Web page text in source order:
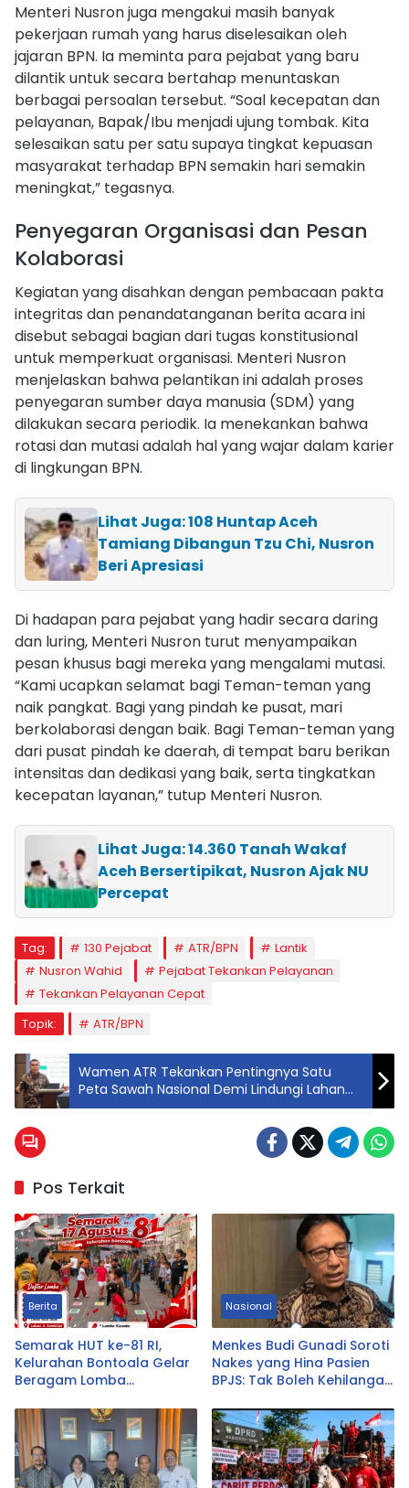
Menteri Nusron juga mengakui masih banyak
pekerjaan rumah yang harus diselesaikan oleh
jajaran BPN. Ia meminta para pejabat yang baru
dilantik untuk secara bertahap menuntaskan
berbagai persoalan tersebut. “Soal kecepatan dan
pelayanan, Bapak/Ibu menjadi ujung tombak. Kita
selesaikan satu per satu supaya tingkat kepuasan
masyarakat terhadap BPN semakin hari semakin
meningkat,” tegasnya.
Penyegaran Organisasi dan Pesan
Kolaborasi
Kegiatan yang disahkan dengan pembacaan pakta
integritas dan penandatanganan berita acara ini
disebut sebagai bagian dari tugas konstitusional
untuk memperkuat organisasi. Menteri Nusron
menjelaskan bahwa pelantikan ini adalah proses
penyegaran sumber daya manusia (SDM) yang
dilakukan secara periodik. Ia menekankan bahwa
rotasi dan mutasi adalah hal yang wajar dalam karier
di lingkungan BPN.
Lihat Juga: 108 Huntap Aceh
Tamiang Dibangun Tzu Chi, Nusron
Beri Apresiasi
Di hadapan para pejabat yang hadir secara daring
dan luring, Menteri Nusron turut menyampaikan
pesan khusus bagi mereka yang mengalami mutasi.
“Kami ucapkan selamat bagi Teman-teman yang
naik pangkat. Bagi yang pindah ke pusat, mari
berkolaborasi dengan baik. Bagi Teman-teman yang
dari pusat pindah ke daerah, di tempat baru berikan
intensitas dan dedikasi yang baik, serta tingkatkan
kecepatan layanan,” tutup Menteri Nusron.
Lihat Juga: 14.360 Tanah Wakaf
Aceh Bersertipikat, Nusron Ajak NU
Percepat
Tag: 130 Pejabat ATR/BPN
Lantik
Nusron Wahid
Pejabat Tekankan Pelayanan
Tekankan Pelayanan Cepat
Topik:
ATR/BPN
Wamen ATR Tekankan Pentingnya Satu
Peta Sawah Nasional Demi Lindungi Lahan
Pertanian
Pos Terkait
Berita
Semarak HUT ke-81 RI,
Kelurahan Bontoala Gelar
Beragam Lomba
Seluruh Warga
Nasional
Menkes Budi Gunadi Soroti
Nakes yang Hina Pasien
BPJS: Tak Boleh Kehilangan